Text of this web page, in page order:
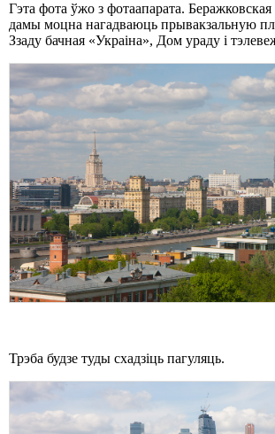
Гэта фота ўжо з фотаапарата.
дамы моцна нагадваюць прывакзальную
Ззаду бачная «Украіна», Дом ураду і
Трэба будзе туды схадзіць пагуляць.